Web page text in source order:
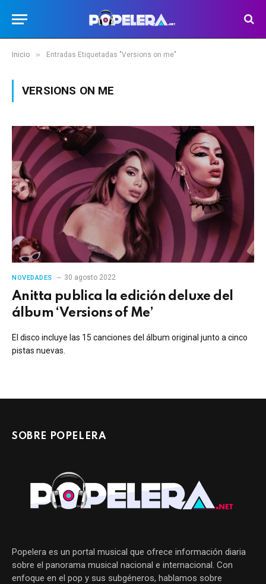
Inicio » Entradas Etiquetadas "Versions on me"
VERSIONS ON ME
NOVEDADES 30 agosto 2022
Anitta publica la edición deluxe del
álbum ‘Versions of Me’
El disco incluye las 15 canciones del álbum original junto a cinco
pistas nuevas.
SOBRE POPELERA
Popelera es un portal musical que ofrece información diaria
sobre el panorama musical nacional e internacional. Con
enfoque en el pop y sus subgéneros, hablamos sobre